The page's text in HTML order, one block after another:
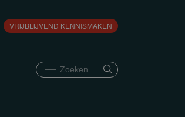
VRIJBLIJVEND KENNISMAKEN